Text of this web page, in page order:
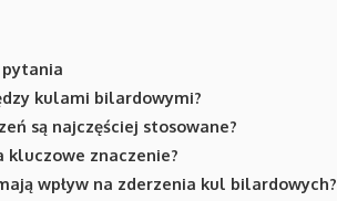
pytania
kulami bilardowymi?
są najczęściej stosowane?
kluczowe znaczenie?
wpływ na zderzenia kul bilardowych?